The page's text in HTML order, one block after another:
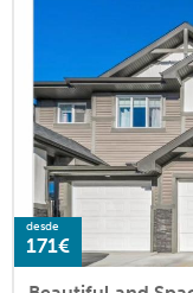
desde
171€